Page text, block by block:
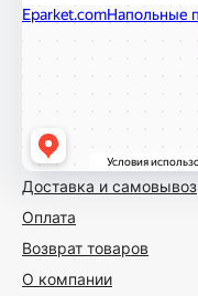
Доставка и самовывоз
Оплата
Возврат товаров
О компании